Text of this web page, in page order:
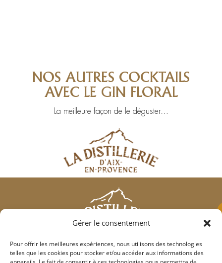
Gérer le consentement
Pour offrir les meilleures expériences, nous utilisons des technologies
telles que les cookies pour stocker et/ou accéder aux informations des
NOS AUTRES COCKTAILS
AVEC LE GIN FLORAL
La meilleure façon de le déguster…
Qui sommes-nous?